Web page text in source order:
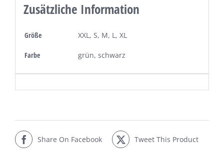
Menge
Zusätzliche Information
Größe XXL, S, M, L, XL
Farbe grün, schwarz
Share On Facebook Tweet This Product